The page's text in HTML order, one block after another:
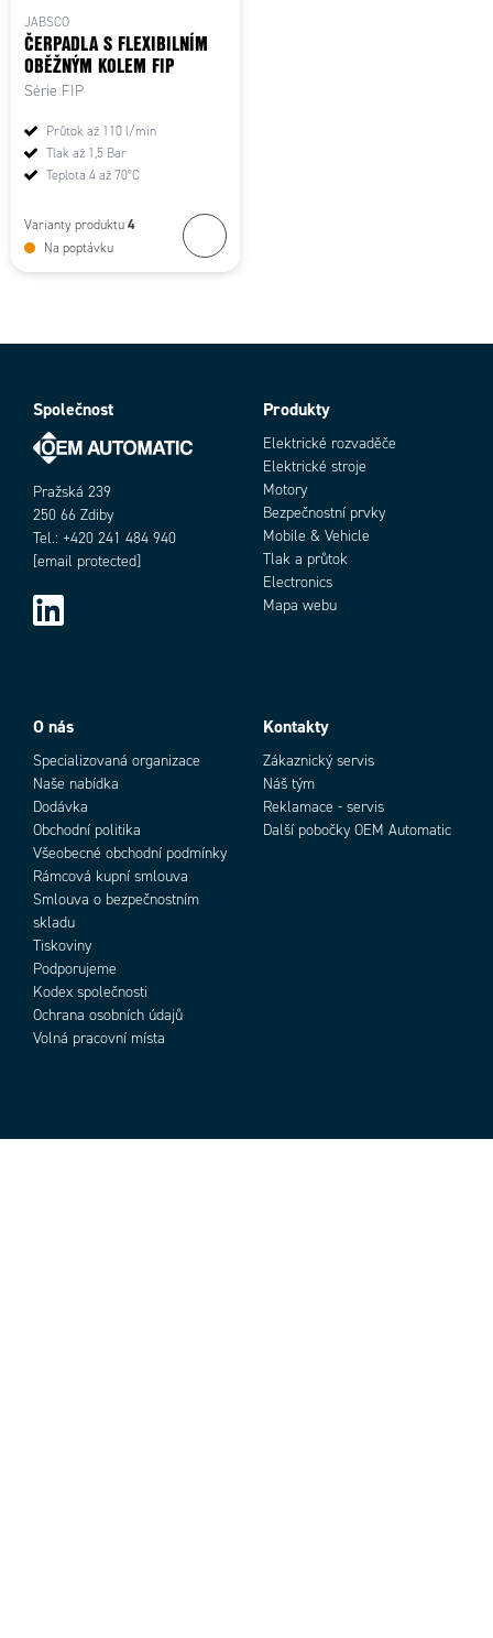
JABSCO
ČERPADLA S FLEXIBILNÍM
OBĚŽNÝM KOLEM FIP
Série FIP
Průtok až 110 l/min
Tlak až 1,5 Bar
Teplota 4 až 70°C
Varianty produktu 4
Na poptávku
Společnost
Pražská 239
250 66 Zdiby
Tel.: +420 241 484 940
[email protected]
Produkty
Elektrické rozvaděče
Elektrické stroje
Motory
Bezpečnostní prvky
Mobile & Vehicle
Tlak a průtok
Electronics
Mapa webu
O nás
Specializovaná organizace
Naše nabídka
Dodávka
Obchodní politika
Všeobecné obchodní podmínky
Rámcová kupní smlouva
Smlouva o bezpečnostním
skladu
Tiskoviny
Podporujeme
Kodex společnosti
Ochrana osobních údajů
Volná pracovní místa
Kontakty
Zákaznický servis
Náš tým
Reklamace - servis
Další pobočky OEM Automatic